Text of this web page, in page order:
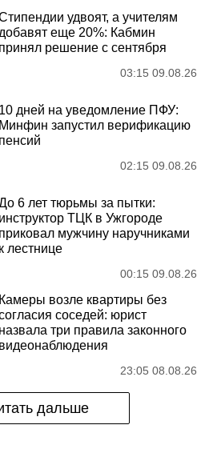
удвоят, а учителям
еще 20%: Кабмин
принял решение с сентября
03:15 09.08.26
10 дней на уведомление ПФУ:
Минфин запустил верификацию
пенсий
02:15 09.08.26
6 лет тюрьмы за пытки:
инструктор ТЦК в Ужгороде
приковал мужчину наручниками
к лестнице
00:15 09.08.26
Камеры возле квартиры без
соседей: юрист
назвала три правила законного
видеонаблюдения
23:05 08.08.26
дальше